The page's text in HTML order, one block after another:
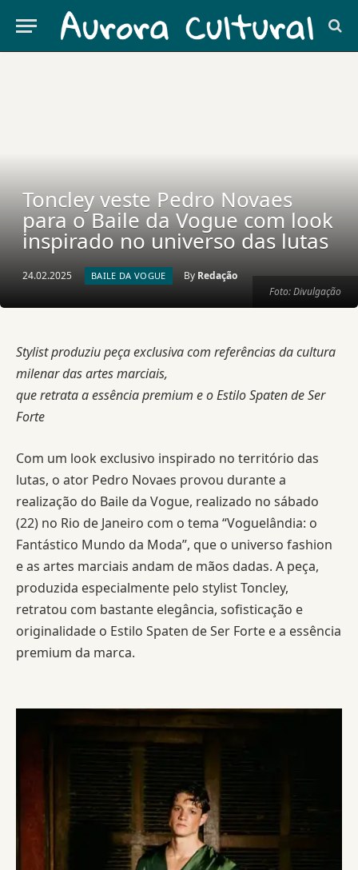
Foto: Divulgação
Toncley veste Pedro Novaes
para o Baile da Vogue com look
inspirado no universo das lutas
24.02.2025 BAILE DA VOGUE By Redação
Stylist produziu peça exclusiva com referências da cultura
milenar das artes marciais,
que retrata a essência premium e o Estilo Spaten de Ser
Forte
Com um look exclusivo inspirado no território das
lutas, o ator Pedro Novaes provou durante a
realização do Baile da Vogue, realizado no sábado
(22) no Rio de Janeiro com o tema “Voguelândia: o
Fantástico Mundo da Moda”, que o universo fashion
e as artes marciais andam de mãos dadas. A peça,
produzida especialmente pelo stylist Toncley,
retratou com bastante elegância, sofisticação e
originalidade o Estilo Spaten de Ser Forte e a essência
premium da marca.